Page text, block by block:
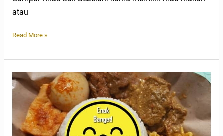
atau
Read More »
Nasi
Campur
Klampis
Anom
Surabaya